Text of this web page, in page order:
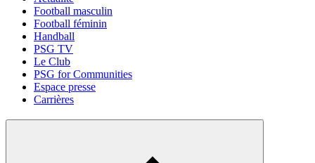
Football masculin
Football féminin
Handball
PSG TV
Le Club
PSG for Communities
Espace presse
Carrières